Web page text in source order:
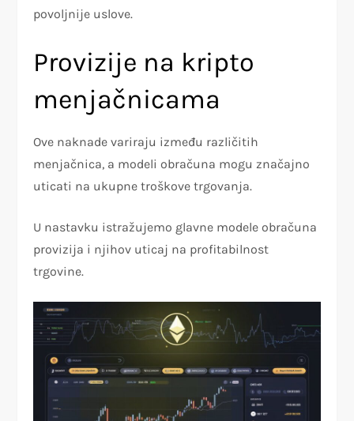
povoljnije uslove.
Provizije na kripto
menjačnicama
Ove naknade variraju između različitih
menjačnica, a modeli obračuna mogu značajno
uticati na ukupne troškove trgovanja.
U nastavku istražujemo glavne modele obračuna
provizija i njihov uticaj na profitabilnost
trgovine.